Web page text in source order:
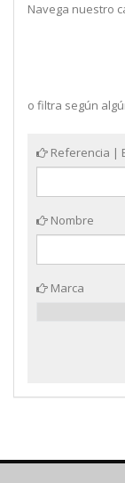
Navega nuestro
o filtra según
Referencia |
Nombre
Marca